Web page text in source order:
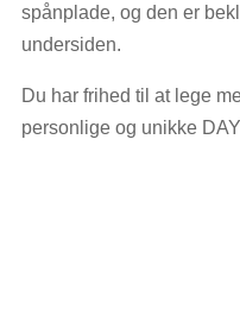
spånplade, og den er
undersiden.
Du har frihed til at lege
personlige og unikke